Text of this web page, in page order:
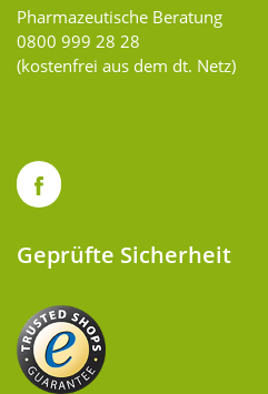
Pharmazeutische Beratung
0800 999 28 28
(kostenfrei aus dem dt. Netz)
Geprüfte Sicherheit